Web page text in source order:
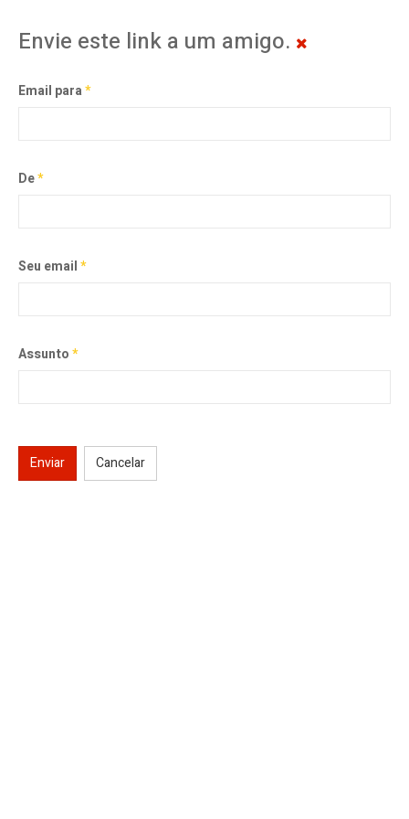
Envie este link a um amigo.
Email para*
De*
Seu email*
Assunto*
Enviar Cancelar